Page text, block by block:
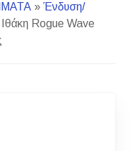
» Ένδυση/
Rogue Wave